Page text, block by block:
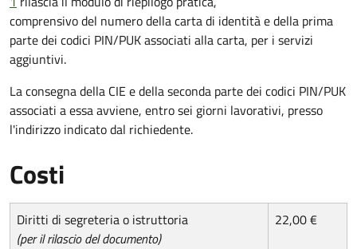
comprensivo del numero della carta di identità e della prima
parte dei codici PIN/PUK associati alla carta, per i servizi
aggiuntivi.
La consegna della CIE e della seconda parte dei codici PIN/PUK
associati a essa avviene, entro sei giorni lavorativi, presso
l'indirizzo indicato dal richiedente.
Costi
Diritti di segreteria o istruttoria
(per il rilascio del documento)
22,00 €